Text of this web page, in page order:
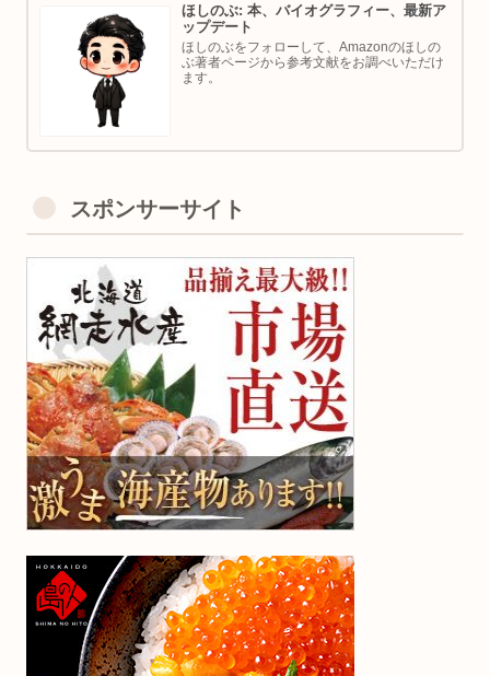
ほしのぶ: 本、バイオグラフィー、最新ア
ップデート
ほしのぶをフォローして、Amazonのほしの
ぶ著者ページから参考文献をお調べいただけ
ます。
スポンサーサイト